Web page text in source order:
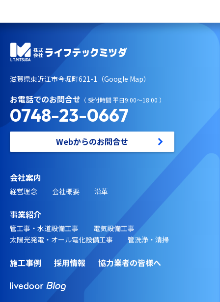
滋賀県東近江市今堀町621-1（Google Map）
お電話でのお問合せ （ 受付時間 平日9:00～18:00 ）
0748-23-0667
Webからのお問合せ
会社案内
経営理念 会社概要 沿革
事業紹介
管工事・水道設備工事
電気設備工事
太陽光発電・オール電化設備工事
管洗浄・清掃
施工事例 採用情報 協力業者の皆様へ